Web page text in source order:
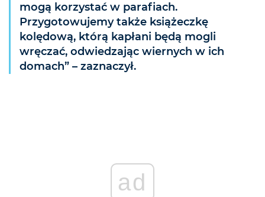
mogą korzystać w parafiach.
Przygotowujemy także książeczkę
kolędową, którą kapłani będą mogli
wręczać, odwiedzając wiernych w ich
domach” – zaznaczył.
ad